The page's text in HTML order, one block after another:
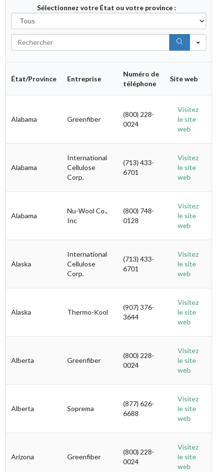
Sélectionnez votre État ou votre province :
État/Province Entreprise
Numéro de
téléphone
Site web
Alabama Greenfiber
(800) 228-
0024
Visitez
le site
web
Alabama
International
Cellulose
Corp.
(713) 433-
6701
Visitez
le site
web
Alabama
Nu-Wool Co.,
Inc
(800) 748-
0128
Visitez
le site
web
Alaska
International
Cellulose
Corp.
(713) 433-
6701
Visitez
le site
web
Alaska Thermo-Kool
(907) 376-
3644
Visitez
le site
web
Alberta Greenfiber
(800) 228-
0024
Visitez
le site
web
Alberta Soprema
(877) 626-
6688
Visitez
le site
web
Arizona Greenfiber
(800) 228-
0024
Visitez
le site
web